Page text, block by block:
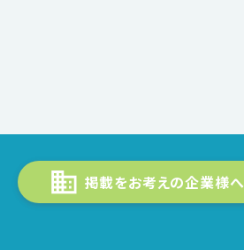
掲載をお考えの企業様へ